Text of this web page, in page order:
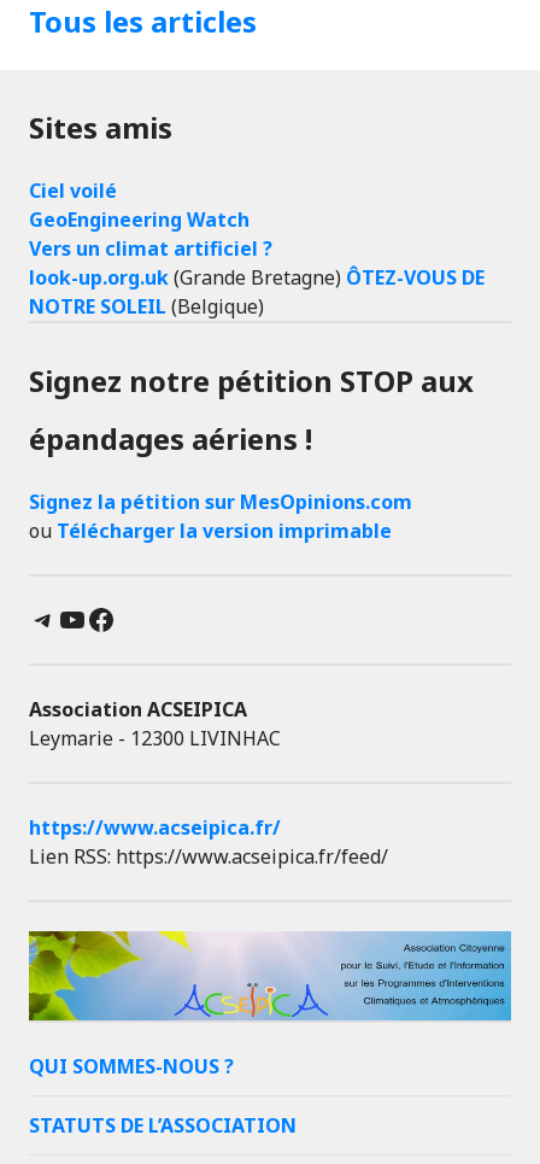
Tous les articles
Sites amis
Ciel voilé
GeoEngineering Watch
Vers un climat artificiel ?
look-up.org.uk(Grande Bretagne) ÔTEZ-VOUS DE
NOTRE SOLEIL (Belgique)
Signez notre pétition STOP aux
épandages aériens !
Signez la pétition sur MesOpinions.com
ou Télécharger la version imprimable
Telegram
YouTube
Facebook
Association ACSEIPICA
Leymarie - 12300 LIVINHAC
https://www.acseipica.fr/
Lien RSS: https://www.acseipica.fr/feed/
QUI SOMMES-NOUS ?
STATUTS DE L’ASSOCIATION